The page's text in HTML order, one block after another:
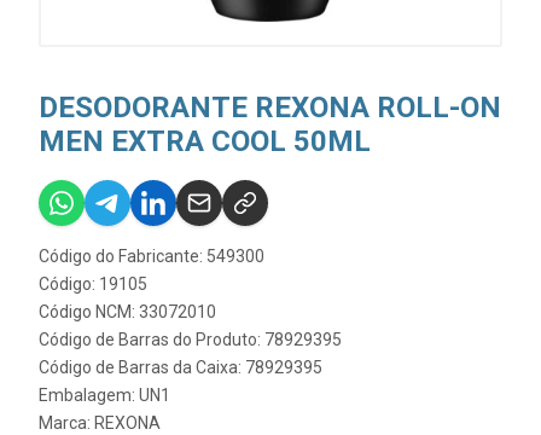
DESODORANTE REXONA ROLL-ON
MEN EXTRA COOL 50ML
Código do Fabricante: 549300
Código: 19105
Código NCM: 33072010
Código de Barras do Produto: 78929395
Código de Barras da Caixa: 78929395
Embalagem: UN1
Marca: REXONA